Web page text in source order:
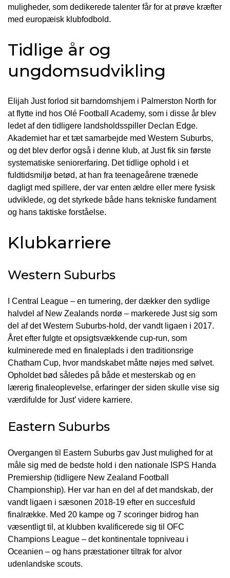
muligheder, som dedikerede talenter får for at prøve kræfter
med europæisk klubfodbold.
Tidlige år og
ungdomsudvikling
Elijah Just forlod sit barndomshjem i Palmerston North for
at flytte ind hos Olé Football Academy, som i disse år blev
ledet af den tidligere landsholdsspiller Declan Edge.
Akademiet har et tæt samarbejde med Western Suburbs,
og det blev derfor også i denne klub, at Just fik sin første
systematiske seniorerfaring. Det tidlige ophold i et
fuldtidsmiljø betød, at han fra teenageårene trænede
dagligt med spillere, der var enten ældre eller mere fysisk
udviklede, og det styrkede både hans tekniske fundament
og hans taktiske forståelse.
Klubkarriere
Western Suburbs
I Central League – en turnering, der dækker den sydlige
halvdel af New Zealands nordø – markerede Just sig som
del af det Western Suburbs-hold, der vandt ligaen i 2017.
Året efter fulgte et opsigtsvækkende cup-run, som
kulminerede med en finaleplads i den traditionsrige
Chatham Cup, hvor mandskabet måtte nøjes med sølvet.
Opholdet bød således på både et mesterskab og en
lærerig finaleoplevelse, erfaringer der siden skulle vise sig
værdifulde for Just’ videre karriere.
Eastern Suburbs
Overgangen til Eastern Suburbs gav Just mulighed for at
måle sig med de bedste hold i den nationale ISPS Handa
Premiership (tidligere New Zealand Football
Championship). Her var han en del af det mandskab, der
vandt ligaen i sæsonen 2018-19 efter en succesfuld
finalrække. Med 20 kampe og 7 scoringer bidrog han
væsentligt til, at klubben kvalificerede sig til OFC
Champions League – det kontinentale topniveau i
Oceanien – og hans præstationer tiltrak for alvor
udenlandske scouts.